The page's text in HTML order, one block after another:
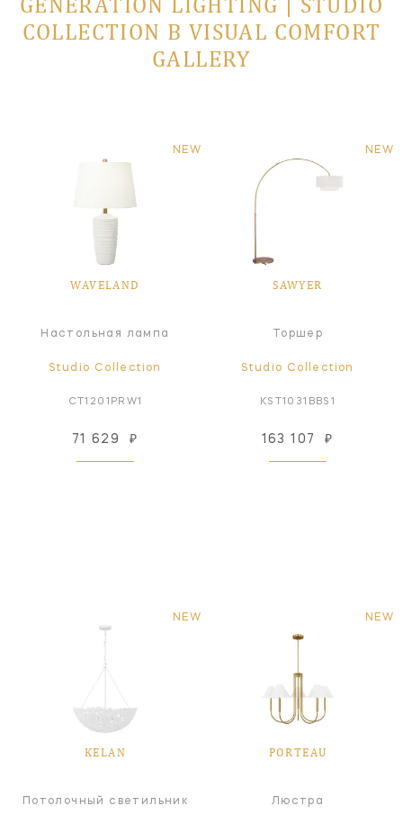
COLLECTION В VISUAL COMFORT
GALLERY
NEW
WAVELAND
Настольная лампа
Studio Collection
CT1201PRW1
71 629 ₽
NEW
SAWYER
Торшер
Studio Collection
KST1031BBS1
163 107 ₽
NEW
KELAN
Потолочный светильник
NEW
PORTEAU
Люстра